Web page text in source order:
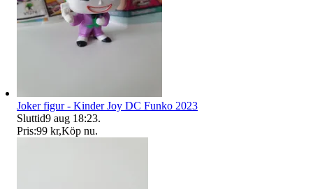
Joker figur - Kinder Joy DC Funko 2023
Sluttid9 aug 18:23.
Pris:99 kr,Köp nu.